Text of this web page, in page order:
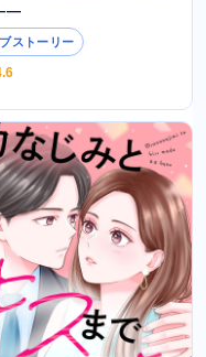
ストーリー